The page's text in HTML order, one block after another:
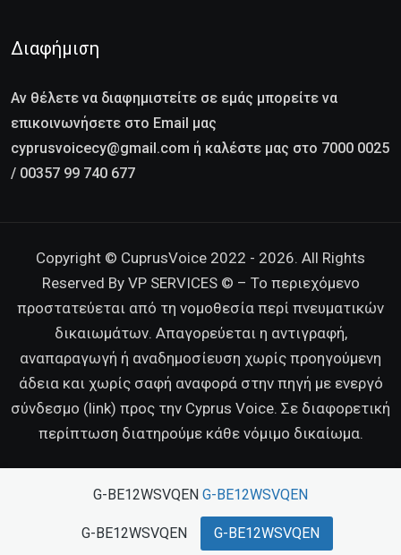
Διαφήμιση
Αν θέλετε να διαφημιστείτε σε εμάς μπορείτε να
επικοινωνήσετε στο Email μας
cyprusvoicecy@gmail.com ή καλέστε μας στο 7000 0025
/ 00357 99 740 677
Copyright © CuprusVoice 2022 - 2026. All Rights
Reserved By VP SERVICES © – Το περιεχόμενο
προστατεύεται από τη νομοθεσία περί πνευματικών
δικαιωμάτων. Απαγορεύεται η αντιγραφή,
αναπαραγωγή ή αναδημοσίευση χωρίς προηγούμενη
άδεια και χωρίς σαφή αναφορά στην πηγή με ενεργό
σύνδεσμο (link) προς την Cyprus Voice. Σε διαφορετική
περίπτωση διατηρούμε κάθε νόμιμο δικαίωμα.
G-BE12WSVQEN G-BE12WSVQEN
G-BE12WSVQEN G-BE12WSVQEN